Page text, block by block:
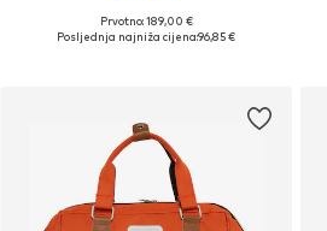
Dostupne veličine: One Size
Prvotno: 189,00 €
Posljednja najniža cijena:96,85 €